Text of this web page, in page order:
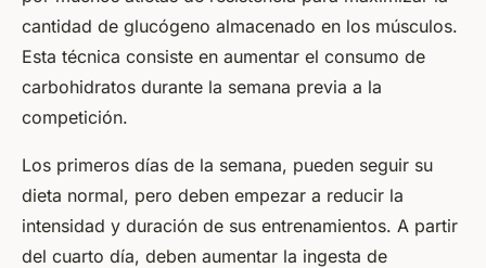
cantidad de glucógeno almacenado en los músculos.
Esta técnica consiste en aumentar el consumo de
carbohidratos durante la semana previa a la
competición.
Los primeros días de la semana, pueden seguir su
dieta normal, pero deben empezar a reducir la
intensidad y duración de sus entrenamientos. A partir
del cuarto día, deben aumentar la ingesta de